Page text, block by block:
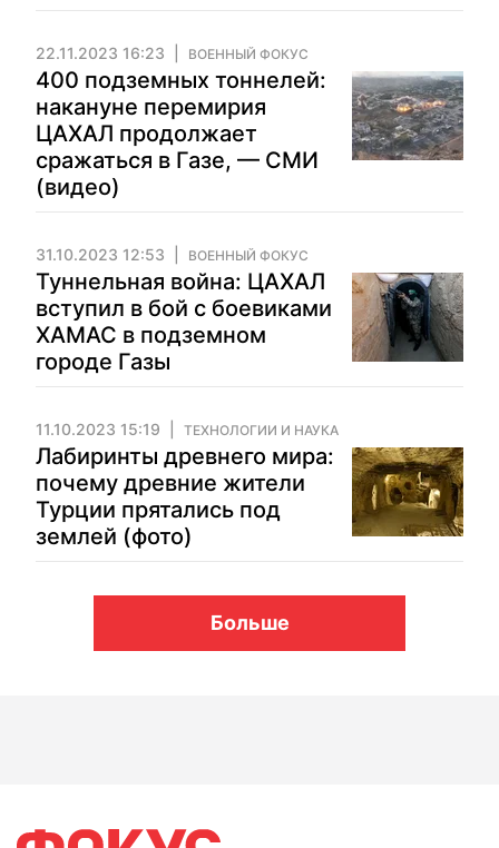
22.11.2023 16:23 ВОЕННЫЙ ФОКУС
400 подземных тоннелей:
накануне перемирия
ЦАХАЛ продолжает
сражаться в Газе, — СМИ
(видео)
31.10.2023 12:53 ВОЕННЫЙ ФОКУС
Туннельная война: ЦАХАЛ
вступил в бой с боевиками
ХАМАС в подземном
городе Газы
11.10.2023 15:19 ТЕХНОЛОГИИ И НАУКА
Лабиринты древнего мира:
почему древние жители
Турции прятались под
землей (фото)
Больше